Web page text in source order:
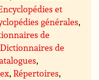
et
générales,
de
Dictionnaires de
,
,Répertoires,